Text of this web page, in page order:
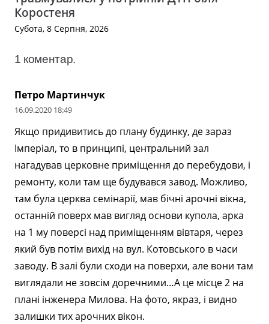
Коростеня
Субота, 8 Серпня, 2026
1 коментар.
Петро Мартинчук
16.09.2020 18:49
Якщо придивитись до плану будинку, де зараз
Імперіал, то в принципі, центральний зал
нагадував церковне приміщення до перебудови, і
ремонту, коли там ще будувався завод. Можливо,
там була церква семінарії, мав бічні арочні вікна,
останній поверх мав вигляд основи купола, арка
на 1 му поверсі над приміщенням вівтаря, через
який був потім вихід на вул. Котовського в часи
заводу. В залі були сходи на поверхи, але вони там
виглядали не зовсім доречними…А це місце 2 на
плані інженера Милова. На фото, якраз, і видно
залишки тих арочних вікон.